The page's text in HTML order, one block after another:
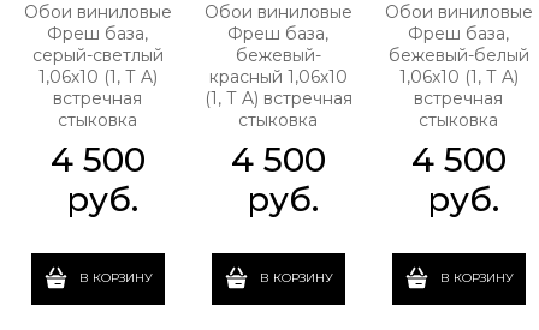
Обои виниловые
Фреш база,
серый-светлый
1,06х10 (1, Т A)
встречная
стыковка
4 500
руб.
В КОРЗИНУ
Обои виниловые
Фреш база,
бежевый-
красный 1,06х10
(1, Т A) встречная
стыковка
4 500
руб.
В КОРЗИНУ
Обои виниловые
Фреш база,
бежевый-белый
1,06х10 (1, Т A)
встречная
стыковка
4 500
руб.
В КОРЗИНУ